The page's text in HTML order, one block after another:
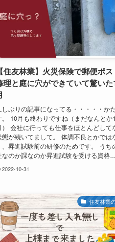
【住友林業】火災保険で郵便ポス
理と庭に穴ができていて驚いた
しぶりの記事になってる・・・・・か
。 10月も終わりですね（まだなんとか
） 会社に行っても仕事をほとんどして
態が続いてまして。 体調不良とかでは
、昇進試験前の研修のためです。 うち
なのか課なのか昇進試験を受ける資格...
2022-10-31
住友林業